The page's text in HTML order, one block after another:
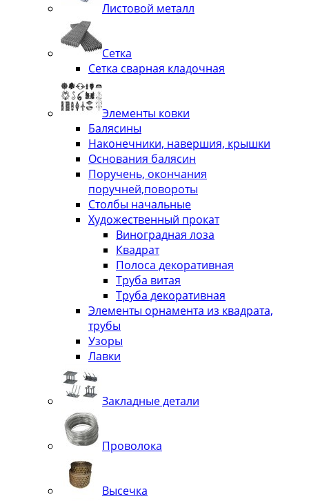
Листовой металл
Сетка
Сетка сварная кладочная
Элементы ковки
Балясины
Наконечники, навершия, крышки
Основания балясин
Поручень, окончания
поручней,повороты
Столбы начальные
Художественный прокат
Виноградная лоза
Квадрат
Полоса декоративная
Труба витая
Труба декоративная
Элементы орнамента из квадрата,
трубы
Узоры
Лавки
Закладные детали
Проволока
Высечка